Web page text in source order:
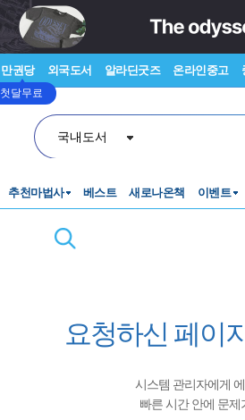
만권당
첫달무료
외국도서 알라딘굿즈 온라인중고
국내도서
추천마법사 베스트 새로나온책 이벤트
요청하신 페이
시스템 관리자에게
빠른 시간 안에 문